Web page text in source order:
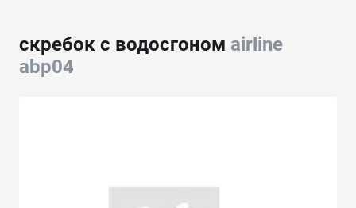
скребок с водосгоном airline
abp04